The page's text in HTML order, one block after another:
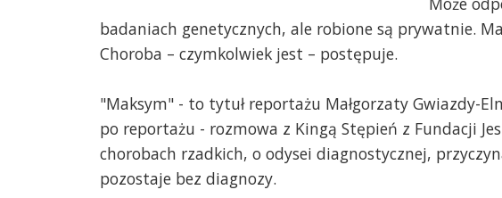
badaniach genetycznych, ale robione są prywatnie.
Choroba – czymkolwiek jest – postępuje.
"Maksym" - to tytuł reportażu Małgorzaty Gwiazdy-
po reportażu - rozmowa z Kingą Stępień z Fundacji
chorobach rzadkich, o odysei diagnostycznej,
pozostaje bez diagnozy.